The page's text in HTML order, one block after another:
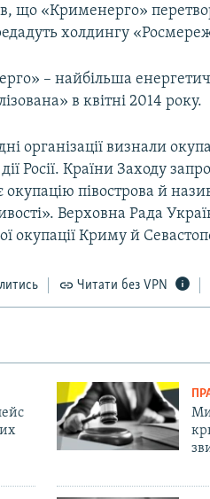
що «Крименерго»
холдингу
– найбільша
в квітні 2014 року.
організації визнали
Росії. Країни Заходу
окупацію півострова й
Верховна Рада
окупації Криму й
Читати без VPN